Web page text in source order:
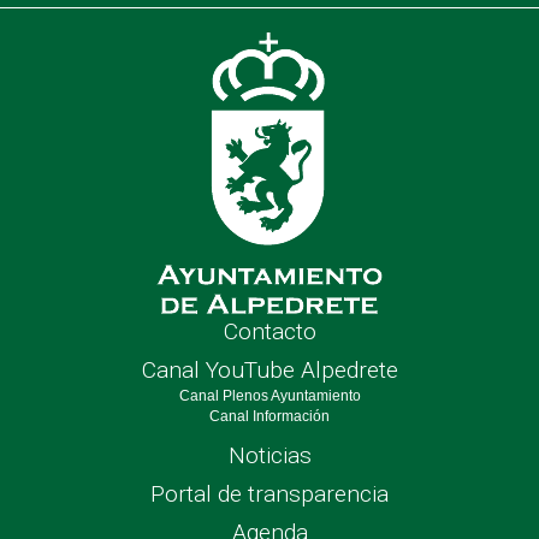
de
Contacto
Canal YouTube Alpedrete
Canal Plenos Ayuntamiento
Canal Información
Noticias
Portal de transparencia
Agenda